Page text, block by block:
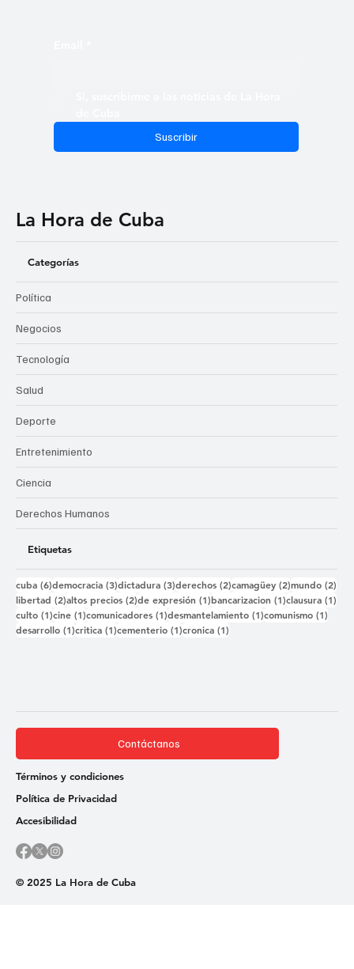
Suscribir
La Hora de Cuba
Categorías
Política
Negocios
Tecnología
Salud
Deporte
Entretenimiento
Ciencia
Derechos Humanos
Etiquetas
cuba (6)6 entradas
democracia (3)3 entradas
dictadura (3)3 entradas
derechos (2)2 entradas
camagüey (2)2 entradas
mundo (2)
libertad (2)2 entradas
altos precios (2)2 entradas
de expresión (1)1 entrada
bancarizacion (1)1 entrada
clausura (1)
culto (1)1 entrada
cine (1)1 entrada
comunicadores (1)1 entrada
desmantelamiento (1)1 entrada
comunismo (1)
desarrollo (1)1 entrada
critica (1)1 entrada
cementerio (1)1 entrada
cronica (1)
© 2025 La Hora de Cuba
Contáctanos
Términos y condiciones
Política de Privacidad
Accesibilidad